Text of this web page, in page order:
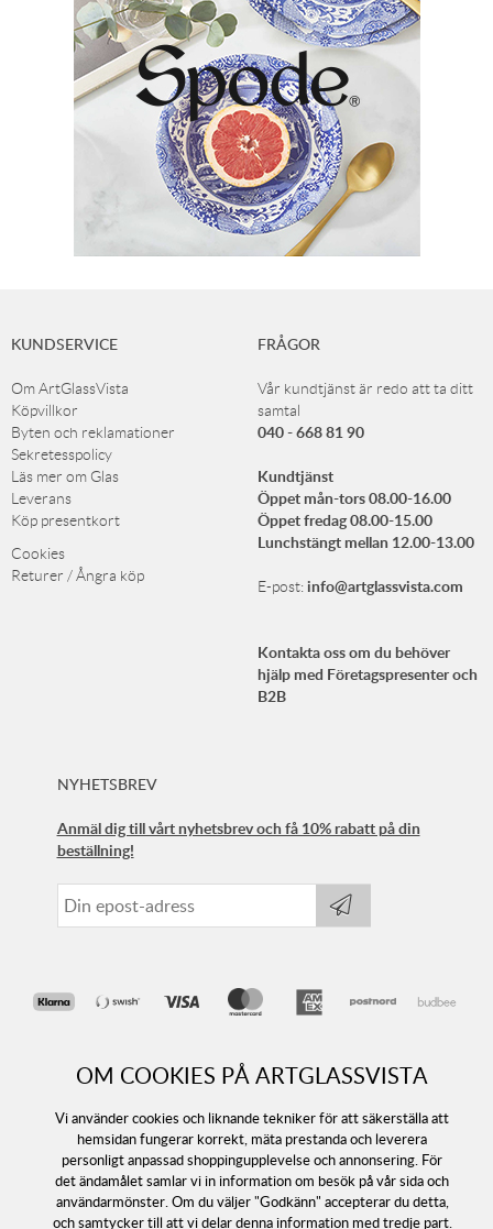
OM COOKIES PÅ ARTGLASSVISTA
Vi använder cookies och liknande tekniker för att säkerställa att
hemsidan fungerar korrekt, mäta prestanda och leverera
personligt anpassad shoppingupplevelse och annonsering. För
det ändamålet samlar vi in information om besök på vår sida och
användarmönster. Om du väljer "Godkänn" accepterar du detta,
och samtycker till att vi delar denna information med tredje part.
KUNDSERVICE
Om ArtGlassVista
Köpvillkor
Byten och reklamationer
Sekretesspolicy
Läs mer om Glas
Leverans
Köp presentkort
Cookies
Returer / Ångra köp
FRÅGOR
Vår kundtjänst är redo att ta ditt
samtal
040 - 668 81 90
Kundtjänst
Öppet mån-tors 08.00-16.00
Öppet fredag 08.00-15.00
Lunchstängt mellan 12.00-13.00
E-post:info@artglassvista.com
Kontakta oss om du behöver
hjälp med Företagspresenter och
B2B
NYHETSBREV
Anmäl dig till vårt nyhetsbrev och få 10% rabatt på din
beställning!
Följ oss